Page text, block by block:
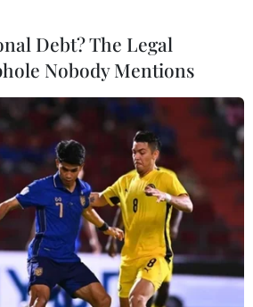
cấu nền kinh tế EU để
Pier Carlo Padoan, chủ trì phiên
Tài chính EU tại Brussels, Bỉ, nhấn
Debt? The Legal
Nobody Mentions